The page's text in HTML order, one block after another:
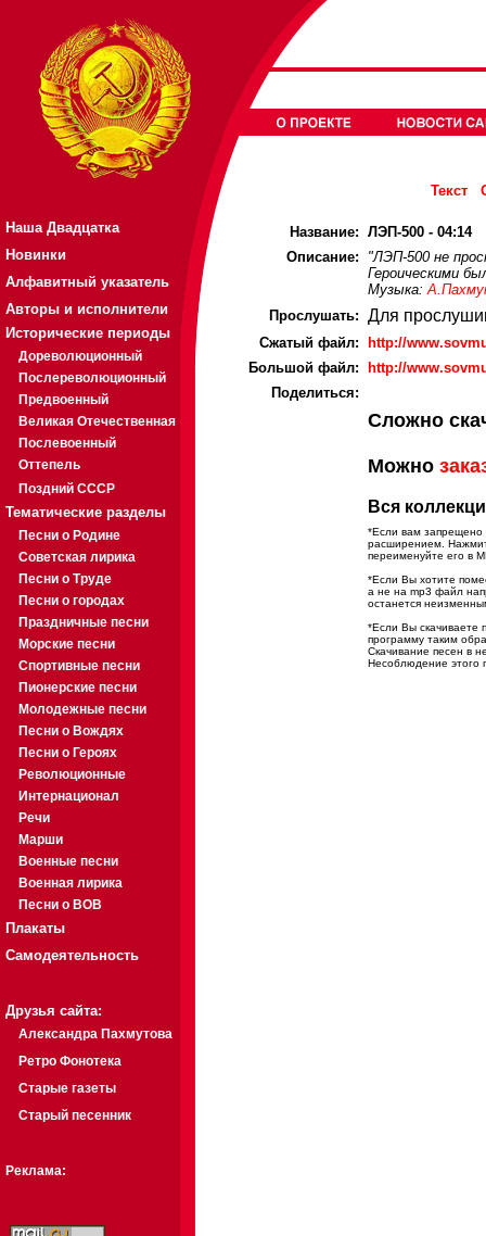
Наша Двадцатка
Новинки
Алфавитный указатель
Авторы и исполнители
Исторические периоды
Дореволюционный
Послереволюционный
Предвоенный
Великая Отечественная
Послевоенный
Оттепель
Поздний СССР
Тематические разделы
Песни о Родине
Советская лирика
Песни о Труде
Песни о городах
Праздничные песни
Морские песни
Спортивные песни
Пионерские песни
Молодежные песни
Песни о Вождях
Песни о Героях
Революционные
Интернационал
Речи
Марши
Военные песни
Военная лирика
Песни о ВОВ
Плакаты
Самодеятельность
Друзья сайта:
Александра Пахмутова
Ретро Фонотека
Старые газеты
Старый песенник
Реклама:
Текст
Название: ЛЭП-500 - 04:14
Описание:
"ЛЭП-500 не
Героическими
Музыка:
Прослушать: Для
Cжатый файл:
http://
Большой файл:
http://
Поделиться:
Сложно
Можно
Вся
*Если вам запрещено
расширением.
переименуйте его в
*Если Вы хотите
а не на mp3 файл
останется
*Если Вы скачиваете
программу таким
Скачивание песен в
Несоблюдение этого